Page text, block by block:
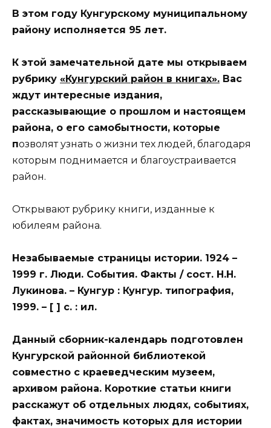
В этом году Кунгурскому муниципальному
району исполняется 95 лет.
К этой замечательной дате мы открываем
рубрику «Кунгурский район в книгах». Вас
ждут интересные издания,
рассказывающие о прошлом и настоящем
района, о его самобытности, которые
позволят узнать о жизни тех людей, благодаря
которым поднимается и благоустраивается
район.
Открывают рубрику книги, изданные к
юбилеям района.
Незабываемые страницы истории. 1924 –
1999 г. Люди. События. Факты / сост. Н.Н.
Лукинова. – Кунгур : Кунгур. типография,
1999. – [ ] с. : ил.
Данный сборник-календарь подготовлен
Кунгурской районной библиотекой
совместно с краеведческим музеем,
архивом района. Короткие статьи книги
расскажут об отдельных людях, событиях,
фактах, значимость которых для истории